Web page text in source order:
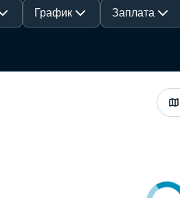
График Заплата